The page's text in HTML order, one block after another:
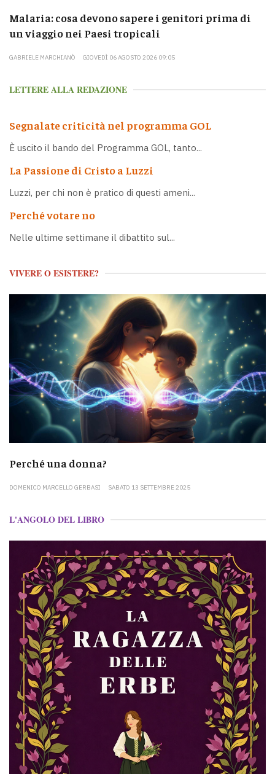
Malaria: cosa devono sapere i genitori prima di
un viaggio nei Paesi tropicali
GABRIELE MARCHIANÒ GIOVEDÌ 06 AGOSTO 2026 09:05
LETTERE ALLA REDAZIONE
Segnalate criticità nel programma GOL
È uscito il bando del Programma GOL, tanto...
La Passione di Cristo a Luzzi
Luzzi, per chi non è pratico di questi ameni...
Perché votare no
Nelle ultime settimane il dibattito sul...
VIVERE O ESISTERE?
Perché una donna?
DOMENICO MARCELLO GERBASI SABATO 13 SETTEMBRE 2025
L'ANGOLO DEL LIBRO